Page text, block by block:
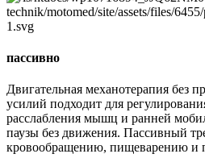
пассивно
Двигательная механотерапия без
усилий подходит для
расслабления мышц и ранней
паузы без движения. Пассивный
кровообращению, пищеварению и